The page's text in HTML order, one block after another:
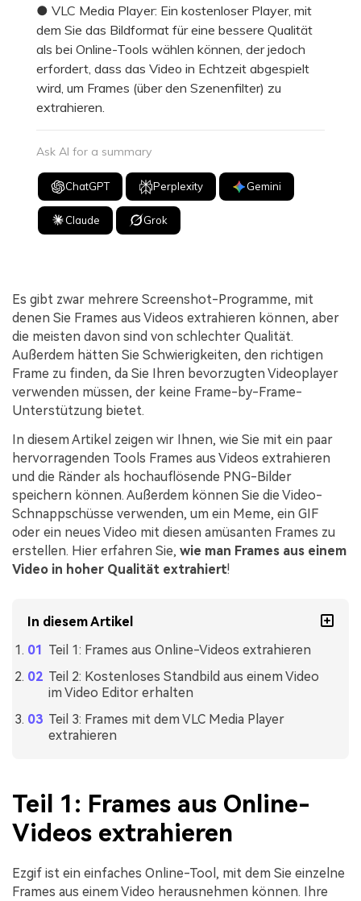
● VLC Media Player: Ein kostenloser Player, mit
dem Sie das Bildformat für eine bessere Qualität
als bei Online-Tools wählen können, der jedoch
erfordert, dass das Video in Echtzeit abgespielt
wird, um Frames (über den Szenenfilter) zu
extrahieren.
Ask AI for a summary
ChatGPT Perplexity Gemini
Claude Grok
Es gibt zwar mehrere Screenshot-Programme, mit
denen Sie Frames aus Videos extrahieren können, aber
die meisten davon sind von schlechter Qualität.
Außerdem hätten Sie Schwierigkeiten, den richtigen
Frame zu finden, da Sie Ihren bevorzugten Videoplayer
verwenden müssen, der keine Frame-by-Frame-
Unterstützung bietet.
In diesem Artikel zeigen wir Ihnen, wie Sie mit ein paar
hervorragenden Tools Frames aus Videos extrahieren
und die Ränder als hochauflösende PNG-Bilder
speichern können. Außerdem können Sie die Video-
Schnappschüsse verwenden, um ein Meme, ein GIF
oder ein neues Video mit diesen amüsanten Frames zu
erstellen. Hier erfahren Sie, wie man Frames aus einem
Video in hoher Qualität extrahiert!
In diesem Artikel
Teil 1: Frames aus Online-Videos extrahieren
Teil 2: Kostenloses Standbild aus einem Video
im Video Editor erhalten
Teil 3: Frames mit dem VLC Media Player
extrahieren
Teil 1: Frames aus Online-
Videos extrahieren
Ezgif ist ein einfaches Online-Tool, mit dem Sie einzelne
Frames aus einem Video herausnehmen können. Ihre